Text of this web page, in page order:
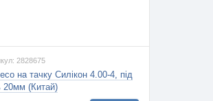
2828675
на тачку Силікон 4.00-4, під
20мм (Китай)